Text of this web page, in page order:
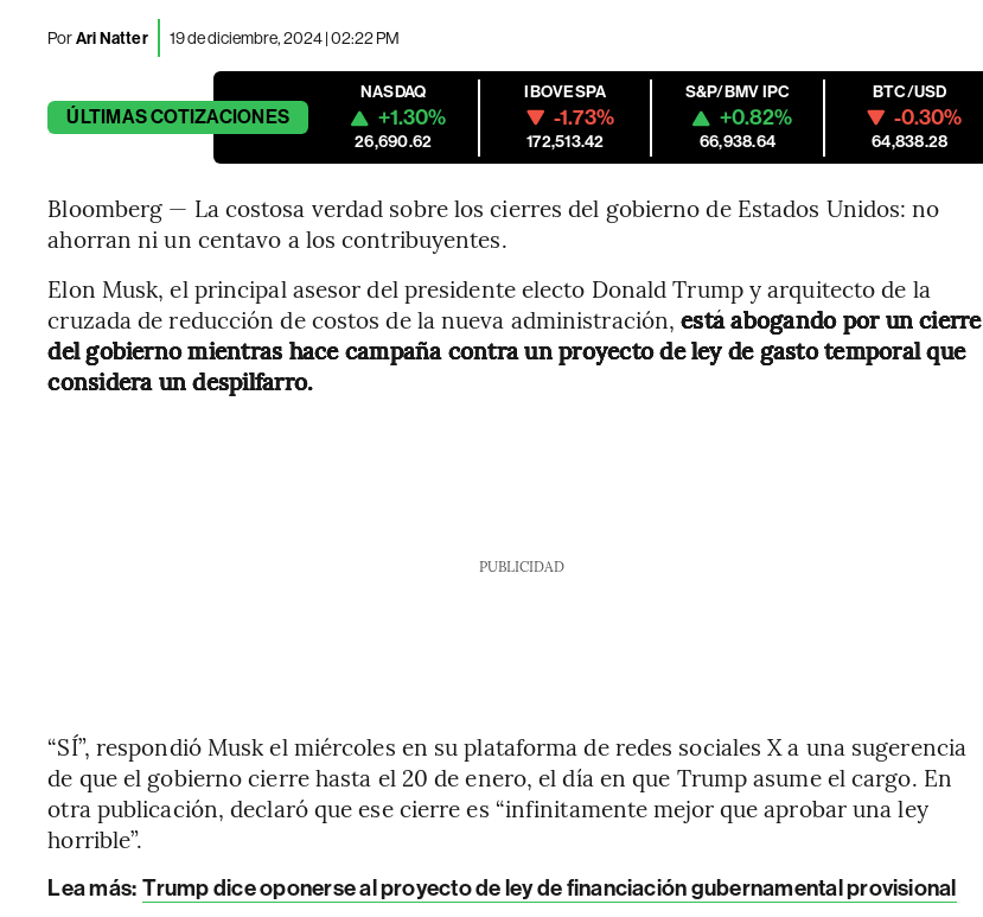
PorAri Natter 19 de diciembre, 2024 | 02:22 PM
ÚLTIMASCOTIZACIONES
NASDAQ
+1.30%
26,690.62
IBOVESPA
-1.73%
172,513.42
S&P/BMV IPC
+0.82%
66,938.64
BTC/USD
-0.30%
64,838.28
Bloomberg — La costosa verdad sobre los cierres del gobierno de Estados Unidos: no
ahorran ni un centavo a los contribuyentes.
Elon Musk, el principal asesor del presidente electo Donald Trump y arquitecto de la
cruzada de reducción de costos de la nueva administración,está abogando por un cierre
del gobierno mientras hace campaña contra un proyecto de ley de gasto temporal que
considera un despilfarro.
PUBLICIDAD
“SÍ”, respondió Musk el miércoles en su plataforma de redes sociales X a una sugerencia
de que el gobierno cierre hasta el 20 de enero, el día en que Trump asume el cargo. En
otra publicación, declaró que ese cierre es “infinitamente mejor que aprobar una ley
horrible”.
Lea más: Trump dice oponerse al proyecto de ley de financiación gubernamental provisional